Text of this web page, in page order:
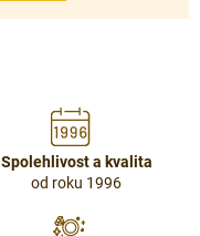
Spolehlivost a kvalita
od roku 1996